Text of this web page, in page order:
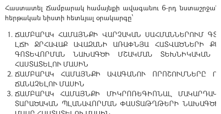
Հաստատել Ճամբարակ համայնքի ավագանու 6-րդ նստաշրջանի
հերթական նիստի հետևյալ օրակարգը՝
ՃԱՄԲԱՐԱԿ ՀԱՄԱՅՆՔԻ ՎԱՐՉԱԿԱՆ ՍԱՀՄԱՆՆԵՐՈՒՄ
ԼՃԻ ՋՐՀԱՎԱՔ ԱՎԱԶԱՆԻ ԱՌԱՓՆՅԱ ՀԱՏՎԱԾՆԵՐԻ
ԳՈՏԵՎՈՐՄԱՆ ՆԱԽԱԳԾԻ ՄՇԱԿՄԱՆ ՏԵԽՆԻԿԱԿԱՆ
ՀԱՍՏԱՏԵԼՈՒ ՄԱՍԻՆ
ՃԱՄԲԱՐԱԿ ՀԱՄԱՅՆՔԻ ԱՎԱԳԱՆՈՒ ՈՐՈՇՈՒՄՆԵՐԸ
ՃԱՆԱՉԵԼՈՒ ՄԱՍԻՆ
ՃԱՄԲԱՐԱԿ ՀԱՄԱՅՆՔԻ ՄԻԿՐՈՌԵԳԻՈՆԱԼ
ՏԱՐԱԾԱԿԱՆ ՊԼԱՆԱՎՈՐՄԱՆ ՓԱՍՏԱԹՂԹԵՐԻ